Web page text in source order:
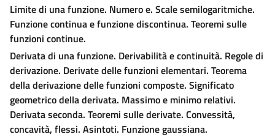
Limite di una funzione. Numero e. Scale semilogaritmiche.
Funzione continua e funzione discontinua. Teoremi sulle
funzioni continue.
Derivata di una funzione. Derivabilità e continuità. Regole di
derivazione. Derivate delle funzioni elementari. Teorema
della derivazione delle funzioni composte. Significato
geometrico della derivata. Massimo e minimo relativi.
Derivata seconda. Teoremi sulle derivate. Convessità,
concavità, flessi. Asintoti. Funzione gaussiana.